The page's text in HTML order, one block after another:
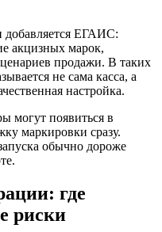
добавляется ЕГАИС:
акцизных марок,
продажи. В таких
не сама касса, а
настройка.
могут появиться в
маркировки сразу.
обычно дороже
где
риски